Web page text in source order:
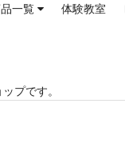
一覧 体験教室
プです。